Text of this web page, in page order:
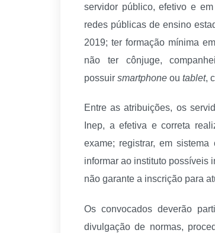
servidor público, efetivo e
redes públicas de ensino
2019; ter formação mínima
não ter cônjuge,
possuir smartphone ou tablet,
Entre as atribuições, os
Inep, a efetiva e correta
exame; registrar, em
informar ao instituto possíveis
não garante a inscrição para
Os convocados deverão
divulgação de normas,